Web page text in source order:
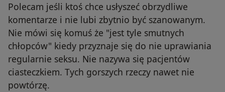
Polecam jeśli ktoś chce usłyszeć obrzydliwe
komentarze i nie lubi zbytnio być szanowanym.
Nie mówi się komuś że "jest tyle smutnych
chłopców" kiedy przyznaje się do nie uprawiania
regularnie seksu. Nie nazywa się pacjentów
ciasteczkiem. Tych gorszych rzeczy nawet nie
powtórzę.